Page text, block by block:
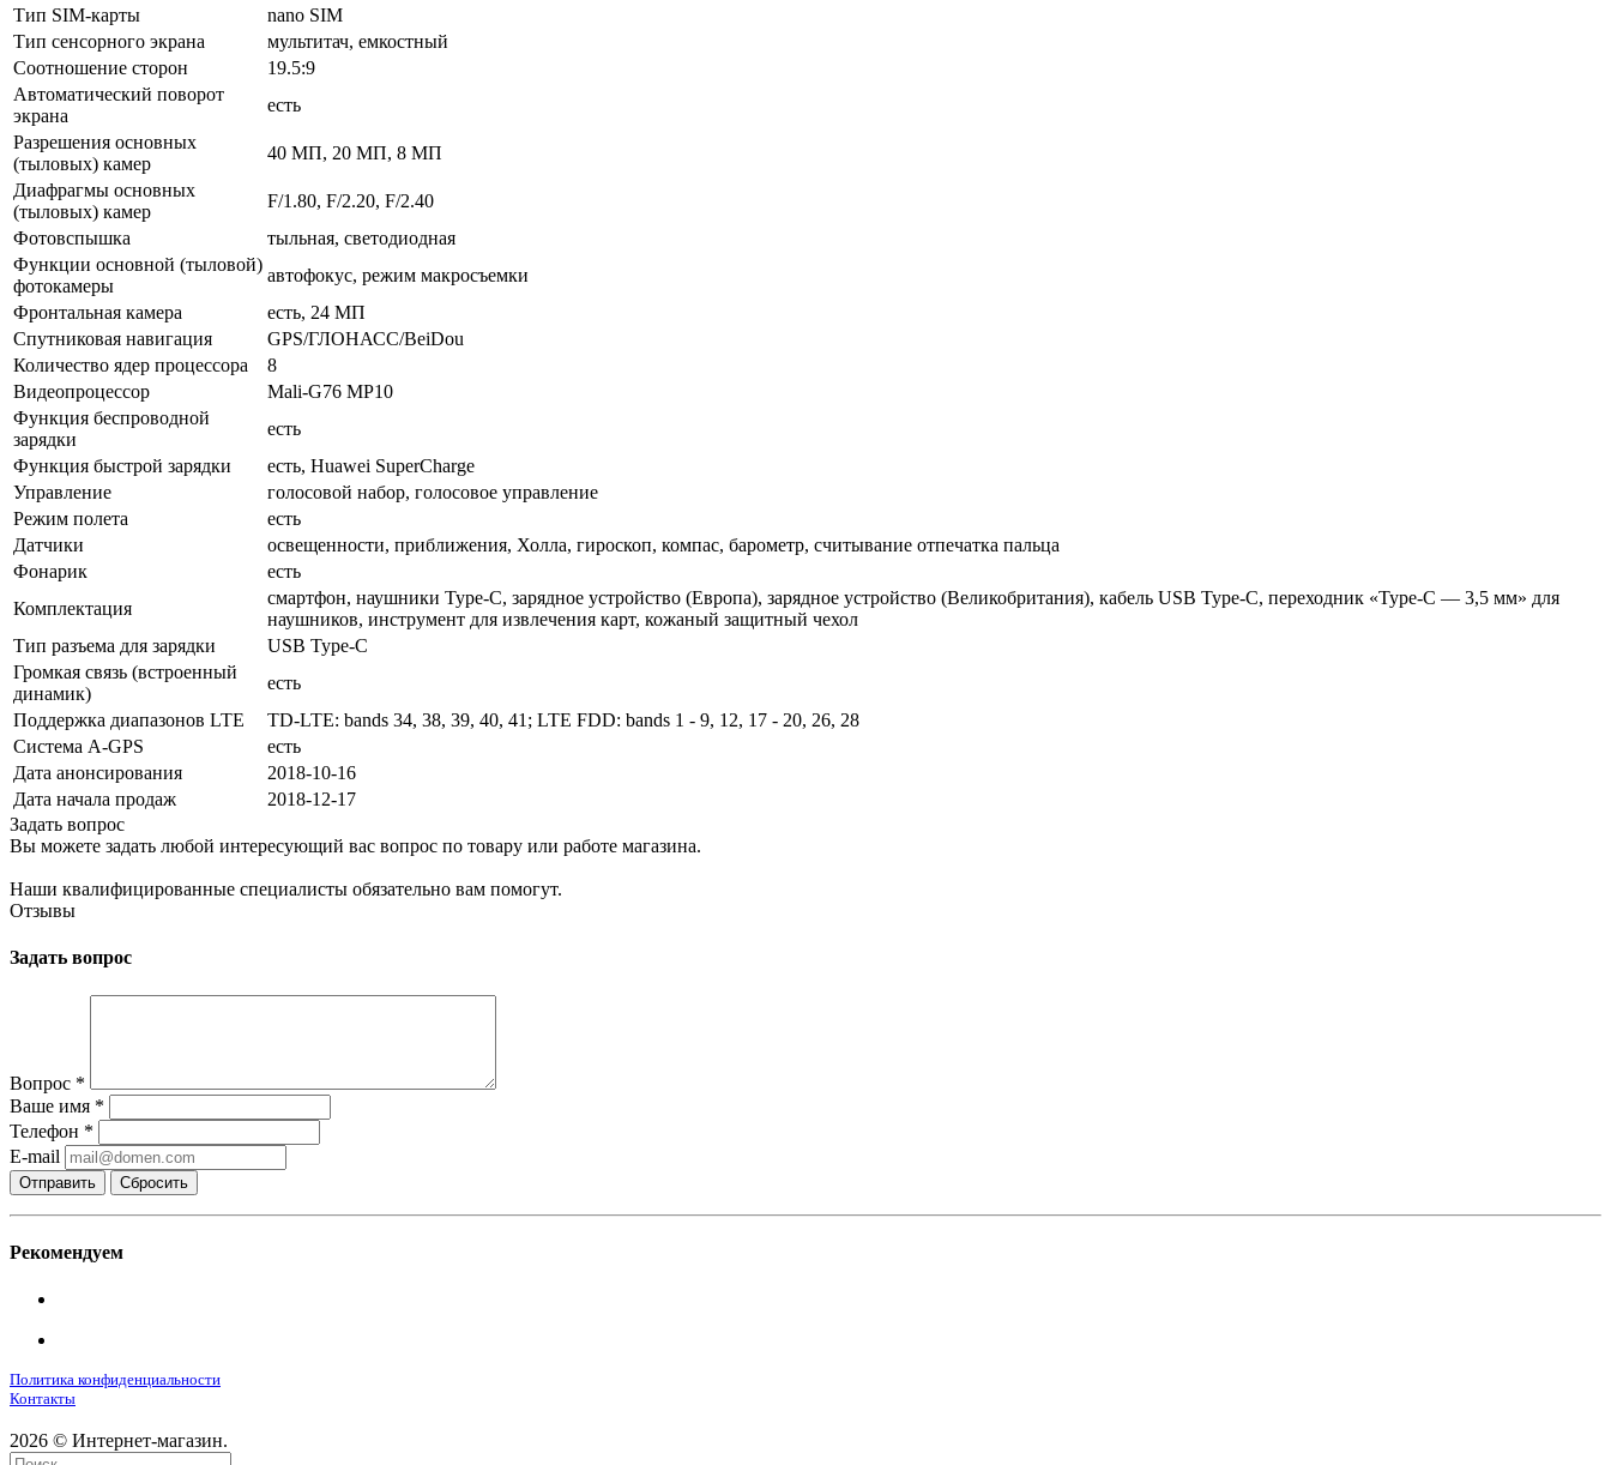
Тип SIM-карты
nano SIM
Тип сенсорного экрана
мультитач, емкостный
Соотношение сторон
19.5:9
Автоматический поворот
экрана
есть
Разрешения основных
(тыловых) камер
40 МП, 20 МП, 8 МП
Диафрагмы основных
(тыловых) камер
F/1.80, F/2.20, F/2.40
Фотовспышка
тыльная, светодиодная
Функции основной (тыловой)
фотокамеры
автофокус, режим макросъемки
Фронтальная камера
есть, 24 МП
Спутниковая навигация
GPS/ГЛОНАСС/BeiDou
Количество ядер процессора
8
Видеопроцессор
Mali-G76 MP10
Функция беспроводной
зарядки
есть
Функция быстрой зарядки
есть, Huawei SuperCharge
Управление
голосовой набор, голосовое управление
Режим полета
есть
Датчики
освещенности, приближения, Холла, гироскоп, компас, барометр, считывание отпечатка пальца
Фонарик
есть
Комплектация
смартфон, наушники Type-C, зарядное устройство (Европа), зарядное устройство (Великобритания), кабель USB Type-C, переходник «Type-C — 3,5 мм» для
наушников, инструмент для извлечения карт, кожаный защитный чехол
Тип разъема для зарядки
USB Type-C
Громкая связь (встроенный
динамик)
есть
Поддержка диапазонов LTE
TD-LTE: bands 34, 38, 39, 40, 41; LTE FDD: bands 1 - 9, 12, 17 - 20, 26, 28
Cистема A-GPS
есть
Дата анонсирования
2018-10-16
Дата начала продаж
2018-12-17
Задать вопрос
Вы можете задать любой интересующий вас вопрос по товару или работе магазина.
Наши квалифицированные специалисты обязательно вам помогут.
Отзывы
Задать вопрос
Вопрос *
Ваше имя *
Телефон *
E-mail
Сбросить
Рекомендуем
Политика конфиденциальности
Контакты
2026 © Интернет-магазин.